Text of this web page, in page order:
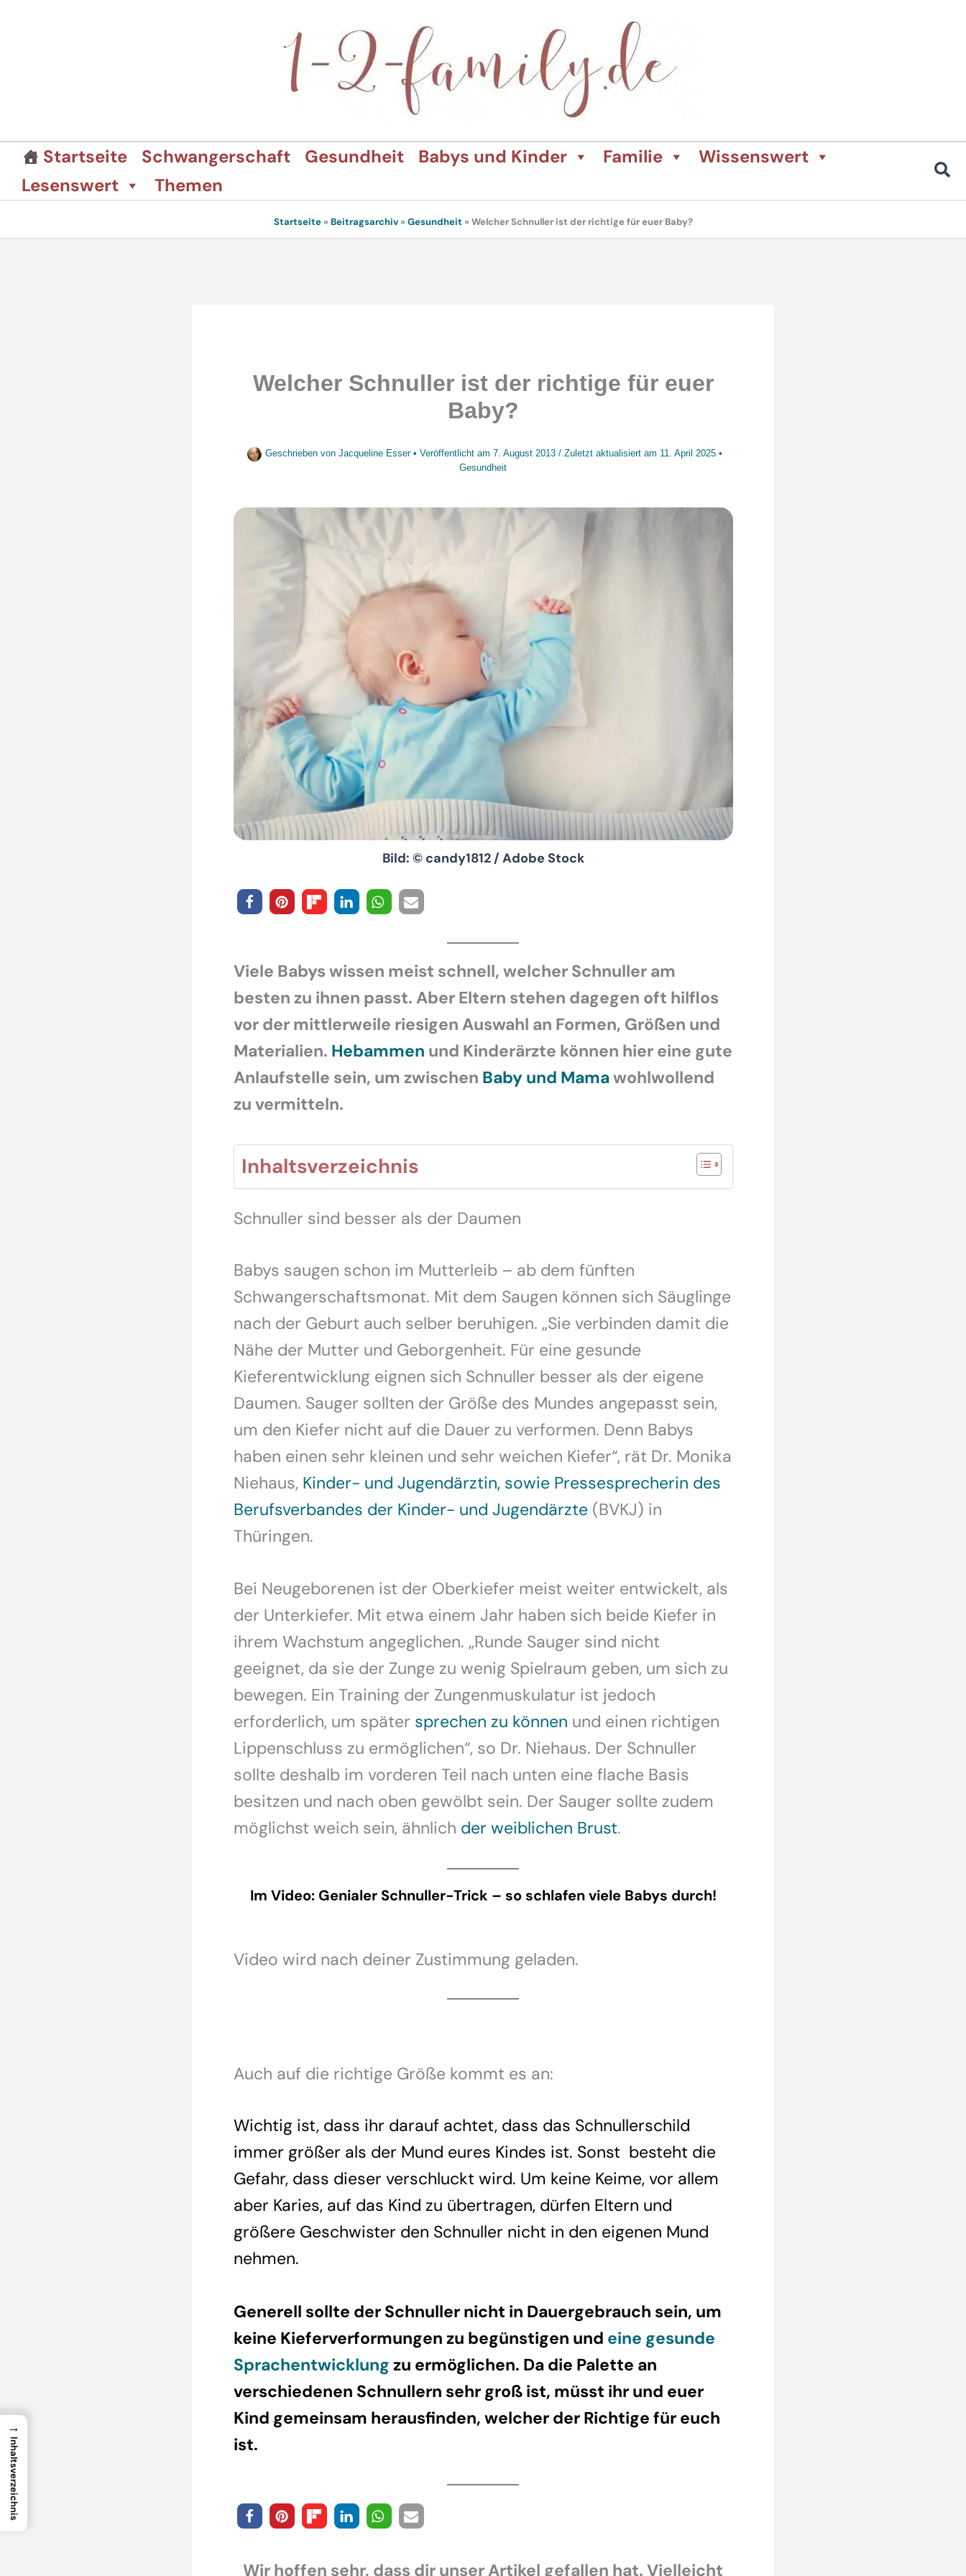
Startseite Schwangerschaft Gesundheit Babys und Kinder Familie
Wissenswert
Lesenswert
Themen
Startseite» Beitragsarchiv» Gesundheit » Welcher Schnuller ist der richtige für euer Baby?
Welcher Schnuller ist der richtige für euer
Baby?
Geschrieben von Jacqueline Esser • Veröffentlicht am 7. August 2013 / Zuletzt aktualisiert am 11. April 2025 •
Gesundheit
Bild: © candy1812 / Adobe Stock
Viele Babys wissen meist schnell, welcher Schnuller am
besten zu ihnen passt. Aber Eltern stehen dagegen oft hilflos
vor der mittlerweile riesigen Auswahl an Formen, Größen und
Materialien. Hebammen und Kinderärzte können hier eine gute
Anlaufstelle sein, um zwischen Baby und Mamawohlwollend
zu vermitteln.
Inhaltsverzeichnis
Schnuller sind besser als der Daumen
Babys saugen schon im Mutterleib – ab dem fünften
Schwangerschaftsmonat. Mit dem Saugen können sich Säuglinge
nach der Geburt auch selber beruhigen. „Sie verbinden damit die
Nähe der Mutter und Geborgenheit. Für eine gesunde
Kieferentwicklung eignen sich Schnuller besser als der eigene
Daumen. Sauger sollten der Größe des Mundes angepasst sein,
um den Kiefer nicht auf die Dauer zu verformen. Denn Babys
haben einen sehr kleinen und sehr weichen Kiefer“, rät Dr. Monika
Niehaus, Kinder- und Jugendärztin, sowie Pressesprecherin des
Berufsverbandes der Kinder- und Jugendärzte (BVKJ) in
Thüringen.
Bei Neugeborenen ist der Oberkiefer meist weiter entwickelt, als
der Unterkiefer. Mit etwa einem Jahr haben sich beide Kiefer in
ihrem Wachstum angeglichen. „Runde Sauger sind nicht
geeignet, da sie der Zunge zu wenig Spielraum geben, um sich zu
bewegen. Ein Training der Zungenmuskulatur ist jedoch
erforderlich, um später sprechen zu können und einen richtigen
Lippenschluss zu ermöglichen“, so Dr. Niehaus. Der Schnuller
sollte deshalb im vorderen Teil nach unten eine flache Basis
besitzen und nach oben gewölbt sein. Der Sauger sollte zudem
möglichst weich sein, ähnlich der weiblichen Brust.
Im Video: Genialer Schnuller-Trick – so schlafen viele Babys durch!
Video wird nach deiner Zustimmung geladen.
Auch auf die richtige Größe kommt es an:
Wichtig ist, dass ihr darauf achtet, dass das Schnullerschild
immer größer als der Mund eures Kindes ist. Sonst besteht die
Gefahr, dass dieser verschluckt wird. Um keine Keime, vor allem
aber Karies, auf das Kind zu übertragen, dürfen Eltern und
größere Geschwister den Schnuller nicht in den eigenen Mund
nehmen.
Generell sollte der Schnuller nicht in Dauergebrauch sein, um
keine Kieferverformungen zu begünstigen und eine gesunde
Sprachentwicklung zu ermöglichen. Da die Palette an
verschiedenen Schnullern sehr groß ist, müsst ihr und euer
Kind gemeinsam herausfinden, welcher der Richtige für euch
ist.
Wir hoffen sehr, dass dir unser Artikel gefallen hat. Vielleicht
→
Inhaltsverzeichnis